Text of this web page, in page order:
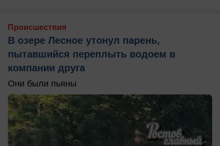
Происшествия
В озере Лесное утонул парень,
пытавшийся переплыть водоем в
компании друга
Они были пьяны